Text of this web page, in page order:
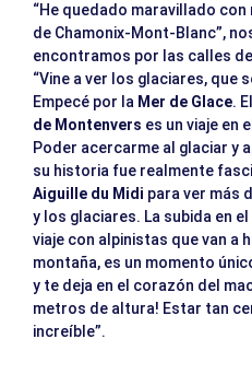
“He quedado maravillado
de Chamonix-Mont-Blanc”,
encontramos por las calles
“Vine a ver los glaciares, que
Empecé por la Mer de Glace.
de Montenvers es un viaje en
Poder acercarme al glaciar y
su historia fue realmente
Aiguille du Midi para ver más
y los glaciares. La subida en
viaje con alpinistas que van a
montaña, es un momento
y te deja en el corazón del
metros de altura! Estar tan
increíble”.